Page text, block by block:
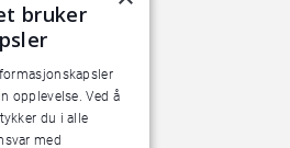
bruker
opplevelse. Ved å
du i alle
med